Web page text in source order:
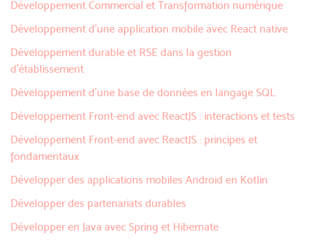
Développement Commercial et Transformation numérique
Développement d'une application mobile avec React native
Développement durable et RSE dans la gestion
d'établissement
Développement d’une base de données en langage SQL
Développement Front-end avec ReactJS : interactions et tests
Développement Front-end avec ReactJS : principes et
fondamentaux
Développer des applications mobiles Android en Kotlin
Développer des partenariats durables
Développer en Java avec Spring et Hibernate